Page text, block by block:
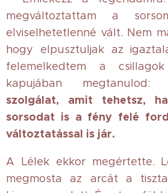
megváltoztattam a
elviselhetetlenné vált. Nem
hogy elpusztuljak az
felemelkedtem a
kapujában
szolgálat, amit tehetsz,
sorsodat is a fény felé
változtatással is jár.
A Lélek ekkor megértette.
megmosta az arcát a